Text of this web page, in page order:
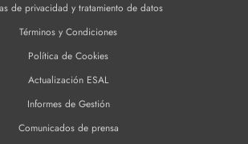
de privacidad y tratamiento de datos
Términos y Condiciones
Política de Cookies
Actualización ESAL
Informes de Gestión
Comunicados de prensa